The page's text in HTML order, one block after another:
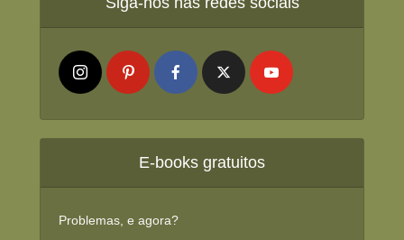
E-books gratuitos
Problemas, e agora?